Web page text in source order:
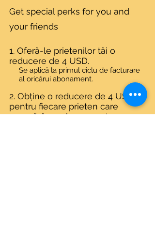
Get special perks for you and
your friends
Oferă-le prietenilor tăi o
reducere de 4 USD.
Se aplică la primul ciclu de facturare
al oricărui abonament.
Obține o reducere de 4 USD
pentru fiecare prieten care
cumpără un abonament.